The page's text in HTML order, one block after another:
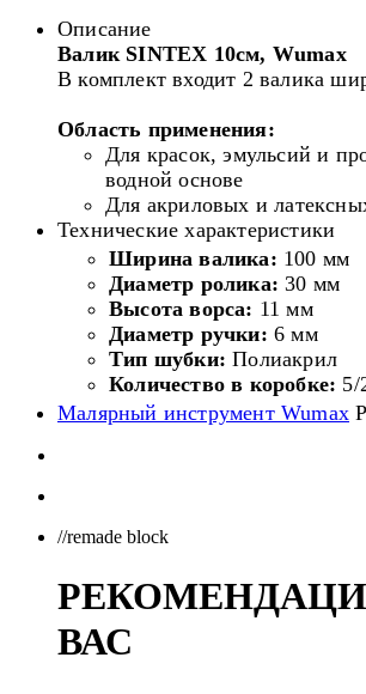
Описание
Валик SINTEX 10см, Wumax
В комплект входит 2 валика
Область применения:
Для красок, эмульсий и
водной основе
Для акриловых и
Технические характеристики
Ширина валика: 100 мм
Диаметр ролика: 30 мм
Высота ворса: 11 мм
Диаметр ручки: 6 мм
Тип шубки: Полиакрил
Количество в коробке: 5/
Малярный инструмент Wumax
//remade block
ВАС